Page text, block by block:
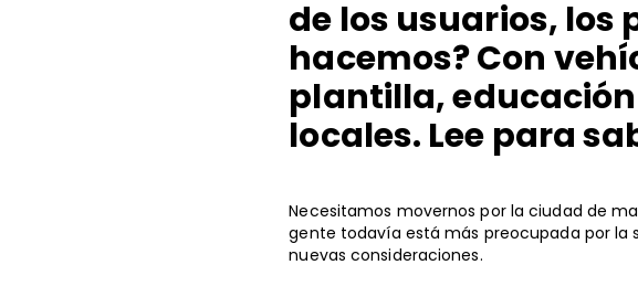
de los usuarios, los
hacemos? Con
plantilla,
locales. Lee para
Necesitamos movernos por la ciudad de
gente todavía está más preocupada por la
nuevas consideraciones.